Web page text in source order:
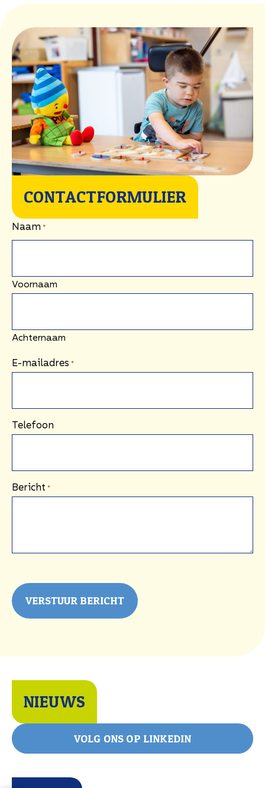
CONTACTFORMULIER
Naam *
Voornaam
Achternaam
E-mailadres *
Telefoon
Bericht *
NIEUWS
VOLG ONS OP LINKEDIN